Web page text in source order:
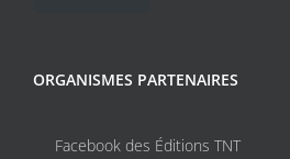
ORGANISMES PARTENAIRES
Facebook des Éditions TNT